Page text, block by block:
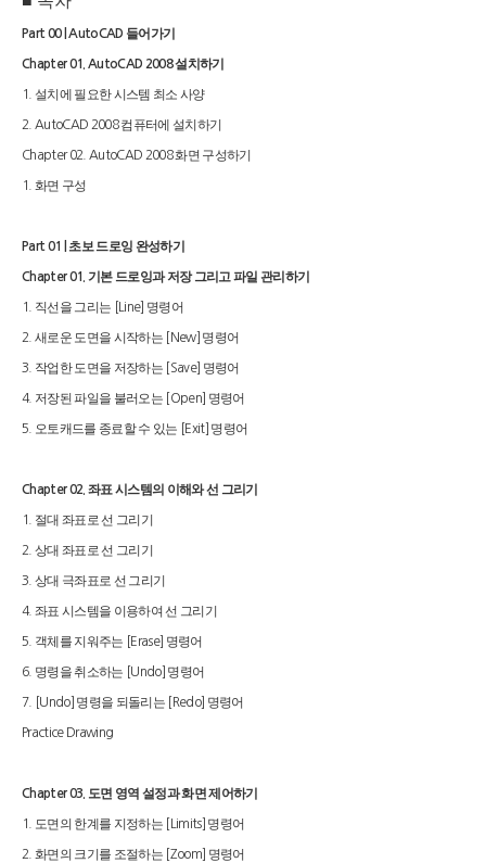
Part 00 | AutoCAD 들어가기
Chapter 01. AutoCAD 2008설치하기
1. 설치에 필요한 시스템 최소 사양
2. AutoCAD 2008컴퓨터에 설치하기
Chapter 02. AutoCAD 2008화면 구성하기
1. 화면 구성
Part 01 | 초보 드로잉 완성하기
Chapter 01. 기본 드로잉과 저장 그리고 파일 관리하기
1. 직선을 그리는 [Line] 명령어
2. 새로운 도면을 시작하는 [New] 명령어
3. 작업한 도면을 저장하는 [Save] 명령어
4. 저장된 파일을 불러오는 [Open] 명령어
5. 오토캐드를 종료할 수 있는 [Exit] 명령어
Chapter 02. 좌표 시스템의 이해와 선 그리기
1. 절대 좌표로 선 그리기
2. 상대 좌표로 선 그리기
3. 상대 극좌표로 선 그리기
4. 좌표 시스템을 이용하여 선 그리기
5. 객체를 지워주는 [Erase] 명령어
6. 명령을 취소하는 [Undo] 명령어
7. [Undo] 명령을 되돌리는 [Redo] 명령어
Practice Drawing
Chapter 03. 도면 영역 설정과 화면 제어하기
1. 도면의 한계를 지정하는 [Limits] 명령어
2. 화면의 크기를 조절하는 [Zoom] 명령어